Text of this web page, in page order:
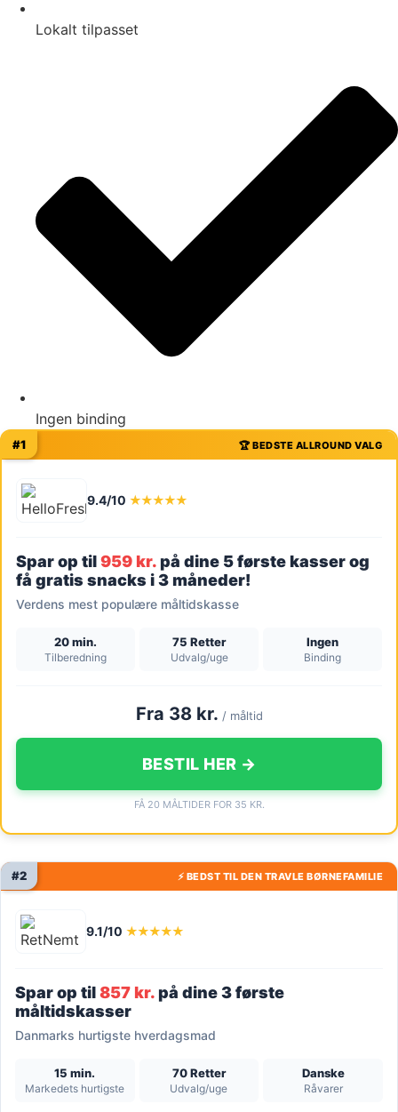
Lokalt tilpasset
Ingen binding
🏆 BEDSTE ALLROUND VALG
#1
9.4/10 ★★★★★
Spar op til959 kr.på dine 5 første kasser og
få gratis snacks i 3 måneder!
Verdens mest populære måltidskasse
20 min.
Tilberedning
75 Retter
Udvalg/uge
Ingen
Binding
Fra 38 kr. / måltid
BESTIL HER →
FÅ 20 MÅLTIDER FOR 35 KR.
⚡ BEDST TIL DEN TRAVLE BØRNEFAMILIE
#2
9.1/10 ★★★★★
Spar op til857 kr.på dine 3 første
måltidskasser
Danmarks hurtigste hverdagsmad
15 min.
Markedets hurtigste
70 Retter
Udvalg/uge
Danske
Råvarer